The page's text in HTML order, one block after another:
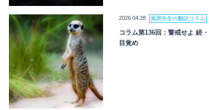
2026.04.28 風間先生の翻訳コラム
コラム第136回：警戒せよ 続・
目覚め